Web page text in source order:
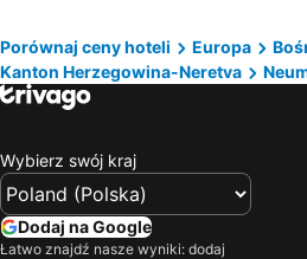
Porównaj ceny hoteli Europa
Kanton Herzegowina-Neretva
Wybierz swój kraj
Dodaj na Google
Łatwo znajdź nasze wyniki: dodaj